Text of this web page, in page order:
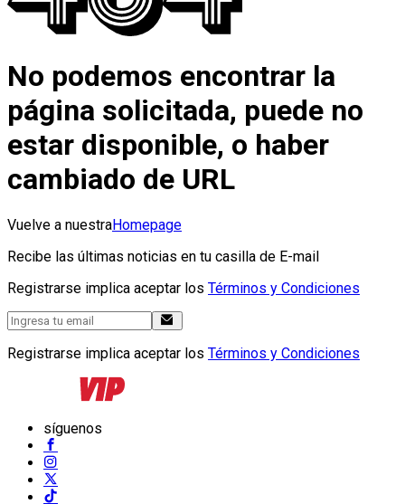
No podemos encontrar la
página solicitada, puede no
estar disponible, o haber
cambiado de URL
Vuelve a nuestraHomepage
Recibe las últimas noticias en tu casilla de E-mail
Registrarse implica aceptar los Términos y Condiciones
Registrarse implica aceptar los Términos y Condiciones
síguenos